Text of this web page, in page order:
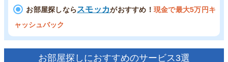
お部屋探しならスモッカがおすすめ！ 現金で最大5万円キ
ャッシュバック
お部屋探しにおすすめのサービス3選